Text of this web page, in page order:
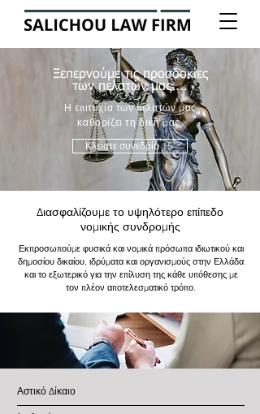
Ξεπερνούμε τις προσδοκίες
των πελατών μας ...
Η επιτυχία των πελατών μας
καθορίζει τη δική μας.
Κλείστε συνεδρία 15'
Διασφαλίζουμε το υψηλότερο επίπεδο
νομικής συνδρομής
Εκπροσωπούμε φυσικά και νομικά πρόσωπα ιδιωτικού και
δημοσίου δικαίου, ιδρύματα και οργανισμούς στην Ελλάδα
και το εξωτερικό για την επίλυση της κάθε υπόθεσης με
τον πλέον αποτελεσματικό τρόπο.
Αστικό Δίκαιο